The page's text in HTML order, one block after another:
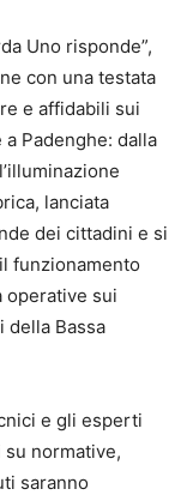
Uno risponde”,
con una testata
e affidabili sui
Padenghe: dalla
lanciata
dei cittadini e si
funzionamento
operative sui
Bassa
e gli esperti
su normative,
saranno